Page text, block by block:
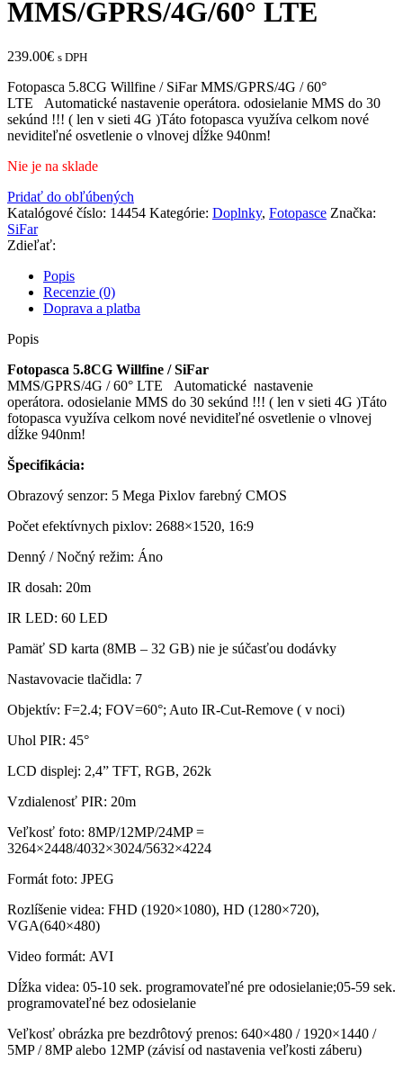
MMS/GPRS/4G/60° LTE
239.00€ s DPH
Fotopasca 5.8CG Willfine / SiFar MMS/GPRS/4G / 60°
LTE Automatické nastavenie operátora. odosielanie MMS do 30
sekúnd !!! ( len v sieti 4G )Táto fotopasca využíva celkom nové
neviditeľné osvetlenie o vlnovej dĺžke 940nm!
Nie je na sklade
Pridať do obľúbených
Katalógové číslo: 14454 Kategórie: Doplnky, Fotopasce Značka:
SiFar
Zdieľať:
Popis
Recenzie (0)
Doprava a platba
Popis
Fotopasca 5.8CG Willfine / SiFar
MMS/GPRS/4G / 60° LTE Automatické nastavenie
operátora. odosielanie MMS do 30 sekúnd !!! ( len v sieti 4G )Táto
fotopasca využíva celkom nové neviditeľné osvetlenie o vlnovej
dĺžke 940nm!
Špecifikácia:
Obrazový senzor: 5 Mega Pixlov farebný CMOS
Počet efektívnych pixlov: 2688×1520, 16:9
Denný / Nočný režim: Áno
IR dosah: 20m
IR LED: 60 LED
Pamäť SD karta (8MB – 32 GB) nie je súčasťou dodávky
Nastavovacie tlačidla: 7
Objektív: F=2.4; FOV=60°; Auto IR-Cut-Remove ( v noci)
Uhol PIR: 45°
LCD displej: 2,4” TFT, RGB, 262k
Vzdialenosť PIR: 20m
Veľkosť foto: 8MP/12MP/24MP =
3264×2448/4032×3024/5632×4224
Formát foto: JPEG
Rozlíšenie videa: FHD (1920×1080), HD (1280×720),
VGA(640×480)
Video formát: AVI
Dĺžka videa: 05-10 sek. programovateľné pre odosielanie;05-59 sek.
programovateľné bez odosielanie
Veľkosť obrázka pre bezdrôtový prenos: 640×480 / 1920×1440 /
5MP / 8MP alebo 12MP (závisí od nastavenia veľkosti záberu)